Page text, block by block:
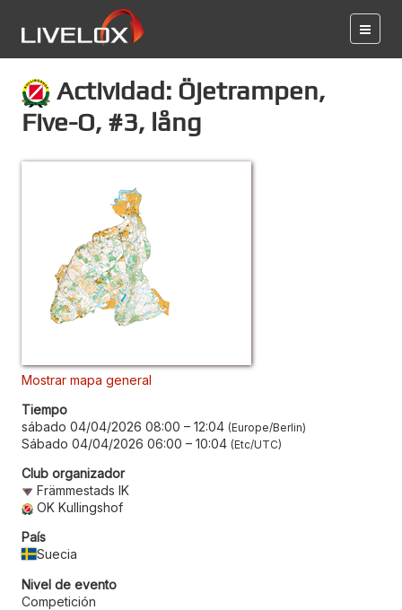
Actividad: Öjetrampen,
Five-O, #3, lång
Mostrar mapa general
Tiempo
sábado 04/04/2026 08:00 – 12:04 Europe/Berlin
Sábado 04/04/2026 06:00 – 10:04 Etc/UTC
Club organizador
Främmestads IK
OK Kullingshof
País
Suecia
Nivel de evento
Competición